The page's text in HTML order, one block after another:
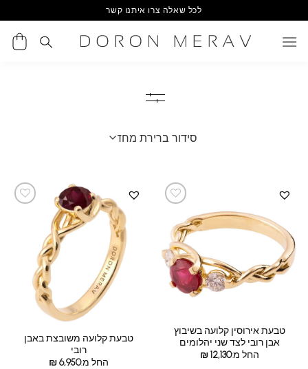
to
content
לכל שאלה צרו איתנו קשר
טבעת אירוסין קלועה בשיבוץ
אבן רובי לצד שני יהלומים
החל מ:
₪12,130
טבעת קלועה משובצת באבן
רובי
החל מ:
₪6,950